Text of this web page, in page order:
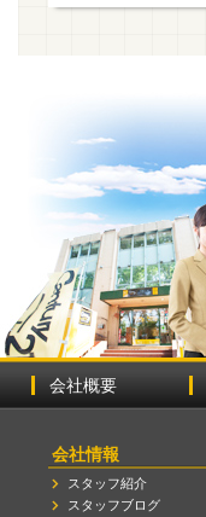
会社概要
会社情報
スタッフ紹介
スタッフブログ